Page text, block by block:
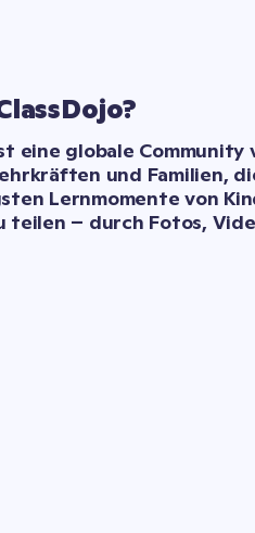
eine globale Community
und Familien,
Lernmomente von
teilen – durch Fotos,